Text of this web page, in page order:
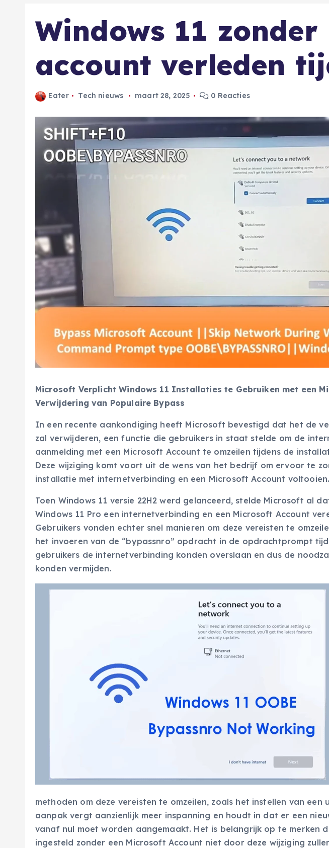
Windows 11
account verleden
Eater Tech nieuws maart 28, 2025 0 Reacties
Microsoft Verplicht Windows 11 Installaties te Gebruiken met een
Verwijdering van Populaire Bypass
In een recente aankondiging heeft Microsoft bevestigd dat het de
zal verwijderen, een functie die gebruikers in staat stelde om de
aanmelding met een Microsoft Account te omzeilen tijdens de
Deze wijziging komt voort uit de wens van het bedrijf om ervoor te
installatie met internetverbinding en een Microsoft Account voltooien.
Toen Windows 11 versie 22H2 werd gelanceerd, stelde Microsoft al
Windows 11 Pro een internetverbinding en een Microsoft Account
Gebruikers vonden echter snel manieren om deze vereisten te
het invoeren van de “bypassnro” opdracht in de opdrachtprompt
gebruikers de internetverbinding konden overslaan en dus de
konden vermijden.
methoden om deze vereisten te omzeilen, zoals het instellen van
aanpak vergt aanzienlijk meer inspanning en houdt in dat er een
vanaf nul moet worden aangemaakt. Het is belangrijk op te merken
ingesteld zonder een Microsoft Account niet door deze wijziging